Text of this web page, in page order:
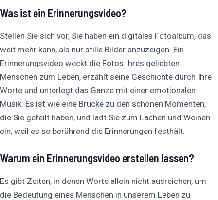
Was ist ein Erinnerungsvideo?
Stellen Sie sich vor, Sie haben ein digitales Fotoalbum, das
weit mehr kann, als nur stille Bilder anzuzeigen. Ein
Erinnerungsvideo weckt die Fotos Ihres geliebten
Menschen zum Leben, erzählt seine Geschichte durch Ihre
Worte und unterlegt das Ganze mit einer emotionalen
Musik. Es ist wie eine Brücke zu den schönen Momenten,
die Sie geteilt haben, und lädt Sie zum Lachen und Weinen
ein, weil es so berührend die Erinnerungen festhält.
Warum ein Erinnerungsvideo erstellen lassen?
Es gibt Zeiten, in denen Worte allein nicht ausreichen, um
die Bedeutung eines Menschen in unserem Leben zu